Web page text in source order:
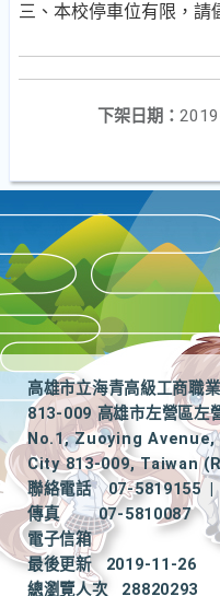
三、本校停車位有限，請
下架日期：
高雄市立海青高級工商職
813-009 高雄市左營區左
No.1, Zuoying
City 813-009, Taiwan
聯絡電話
07-5819155
|
傳真
07-5810087
電子信箱
最後更新
2019-11-26
總瀏覽人次
28820293